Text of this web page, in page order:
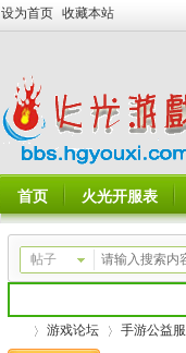
设为首页 收藏本站
首页 火光开服表
帖子
游戏论坛 手游公益服